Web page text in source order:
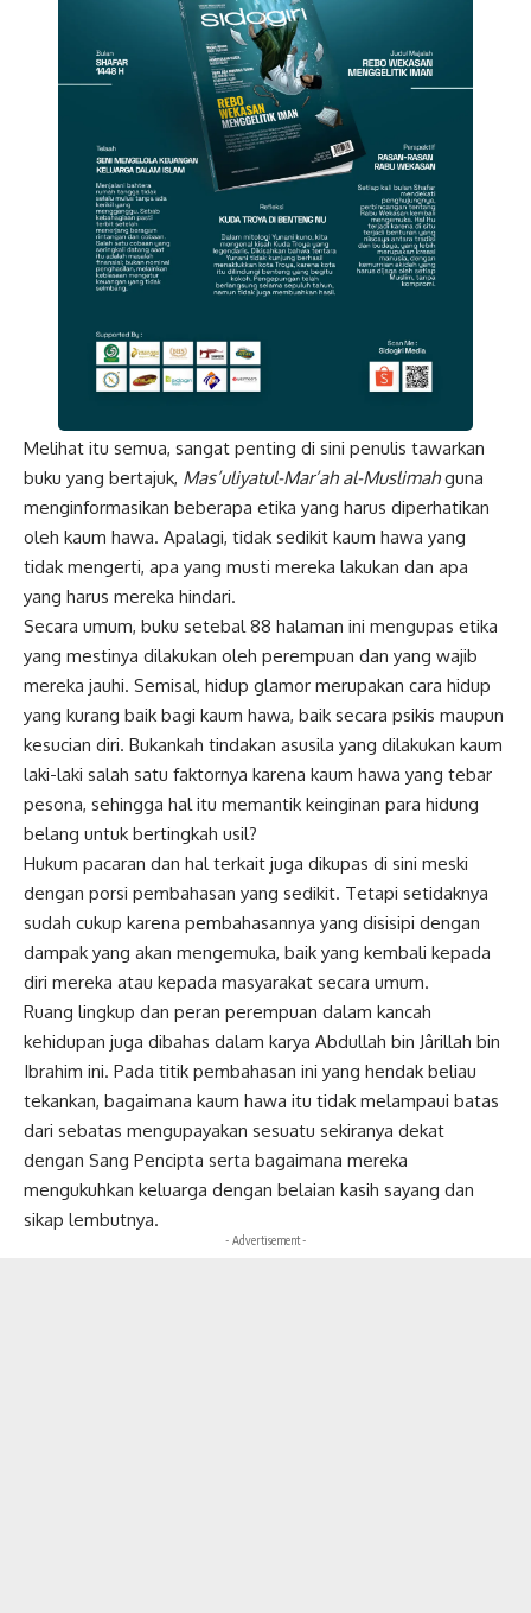
Melihat itu semua, sangat penting di sini penulis tawarkan
buku yang bertajuk, Mas’uliyatul-Mar’ah al-Muslimahguna
menginformasikan beberapa etika yang harus diperhatikan
oleh kaum hawa. Apalagi, tidak sedikit kaum hawa yang
tidak mengerti, apa yang musti mereka lakukan dan apa
yang harus mereka hindari.
Secara umum, buku setebal 88 halaman ini mengupas etika
yang mestinya dilakukan oleh perempuan dan yang wajib
mereka jauhi. Semisal, hidup glamor merupakan cara hidup
yang kurang baik bagi kaum hawa, baik secara psikis maupun
kesucian diri. Bukankah tindakan asusila yang dilakukan kaum
laki-laki salah satu faktornya karena kaum hawa yang tebar
pesona, sehingga hal itu memantik keinginan para hidung
belang untuk bertingkah usil?
Hukum pacaran dan hal terkait juga dikupas di sini meski
dengan porsi pembahasan yang sedikit. Tetapi setidaknya
sudah cukup karena pembahasannya yang disisipi dengan
dampak yang akan mengemuka, baik yang kembali kepada
diri mereka atau kepada masyarakat secara umum.
Ruang lingkup dan peran perempuan dalam kancah
kehidupan juga dibahas dalam karya Abdullah bin Jârillah bin
Ibrahim ini. Pada titik pembahasan ini yang hendak beliau
tekankan, bagaimana kaum hawa itu tidak melampaui batas
dari sebatas mengupayakan sesuatu sekiranya dekat
dengan Sang Pencipta serta bagaimana mereka
mengukuhkan keluarga dengan belaian kasih sayang dan
sikap lembutnya.
- Advertisement -